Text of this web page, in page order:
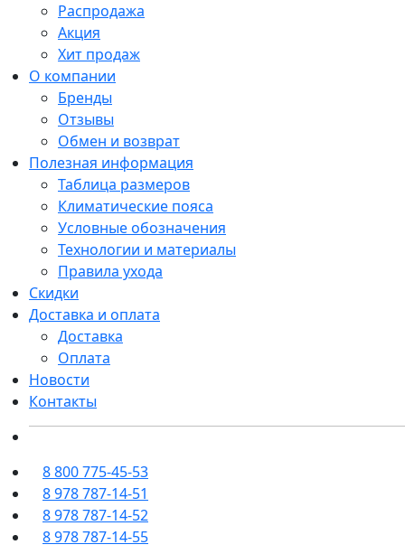
Распродажа
Акция
Хит продаж
О компании
Бренды
Отзывы
Обмен и возврат
Полезная информация
Таблица размеров
Климатические пояса
Условные обозначения
Технологии и материалы
Правила ухода
Скидки
Доставка и оплата
Доставка
Оплата
Новости
Контакты
8 800 775-45-53
8 978 787-14-51
8 978 787-14-52
8 978 787-14-55